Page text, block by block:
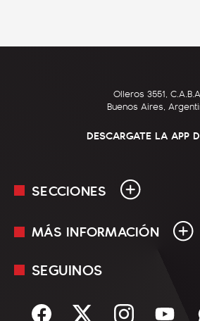
Olleros 3551,
Buenos Aires,
DESCARGATE LA APP
SECCIONES
En Vivo
Sociedad
MÁS INFORMACIÓN
Mediakit
Términos y condiciones
SEGUINOS